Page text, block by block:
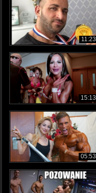
11:23
15:13
05:53